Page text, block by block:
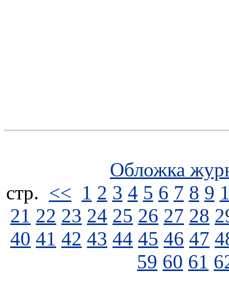
Обложка
стp. << 1 2 3 4 5 6 7 8 9
21 22 23 24 25 26 27 28
40 41 42 43 44 45 46 47
59 60 61